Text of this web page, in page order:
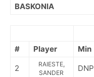
BASKONIA
#
Player Min
2
RAIESTE,
SANDER
DNP